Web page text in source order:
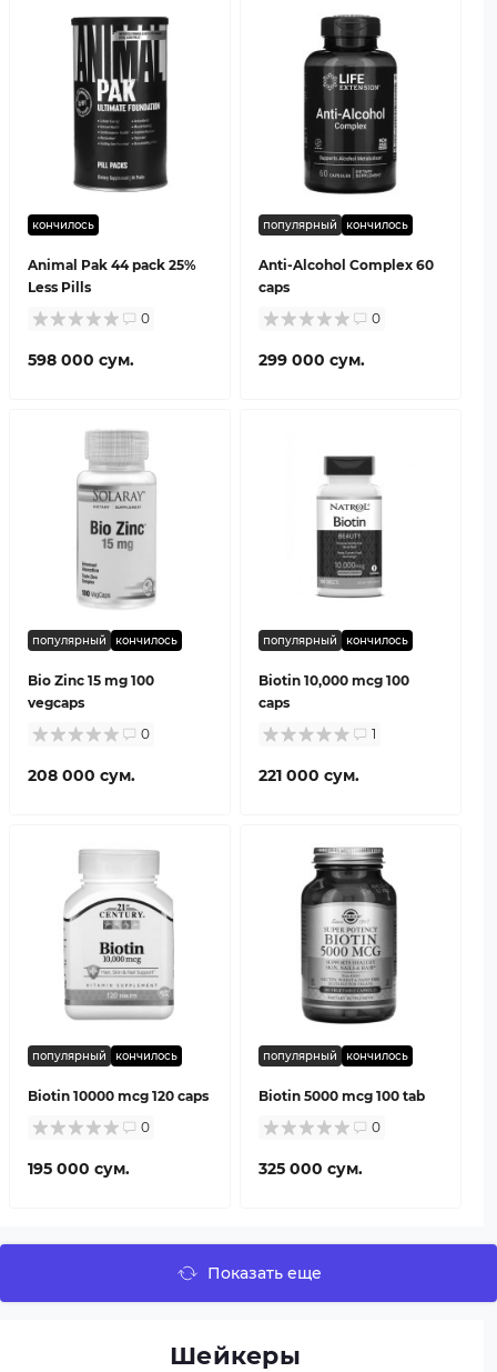
кончилось
Animal Pak 44 pack 25%
Less Pills
0
598 000 сум.
популярный кончилось
Anti-Alcohol Complex 60
caps
0
299 000 сум.
популярный кончилось
Bio Zinc 15 mg 100
vegcaps
0
208 000 сум.
популярный кончилось
Biotin 10,000 mcg 100
caps
1
221 000 сум.
популярный кончилось
Biotin 10000 mcg 120 caps
0
195 000 сум.
популярный кончилось
Biotin 5000 mcg 100 tab
0
325 000 сум.
Показать еще
Шейкеры